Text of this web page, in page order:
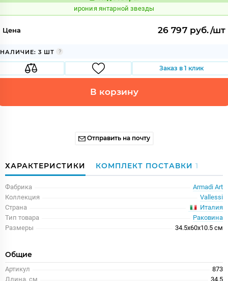
ирония янтарной звезды
Цена 26 797 руб./шт
НАЛИЧИЕ: 3 ШТ
Заказ в 1 клик
В корзину
Отправить на почту
ХАРАКТЕРИСТИКИ КОМПЛЕКТ ПОСТАВКИ 1
Фабрика
Armadi Art
Коллекция
Vallessi
Страна
Италия
Тип товара
Раковина
Размеры
34.5x60x10.5 см
Общие
Артикул
873
Длина, см
34.5